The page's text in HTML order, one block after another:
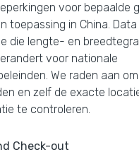
voor bepaalde
toepassing in China.
die lengte- en
voor nationale
We raden aan
en zelf de exacte
te controleren.
Check-out